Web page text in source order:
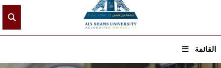
القائمة